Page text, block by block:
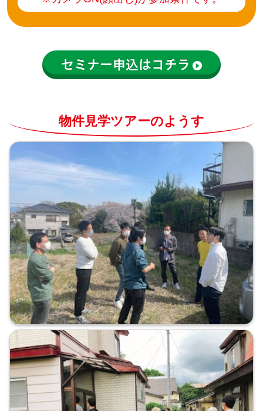
セミナー申込はコチラ
物件見学ツアーのようす